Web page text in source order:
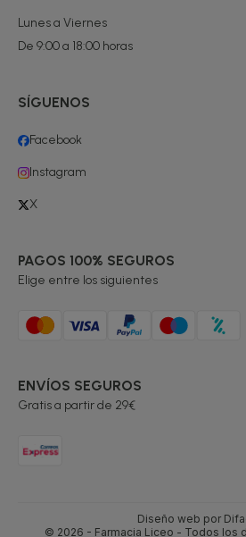
Lunes a Viernes
De 9:00 a 18:00 horas
SÍGUENOS
Facebook
Instagram
X
PAGOS 100% SEGUROS
Elige entre los siguientes
ENVÍOS SEGUROS
Gratis a partir de 29€
© 2026 - Farmacia Liceo - Todos los
Diseño web por